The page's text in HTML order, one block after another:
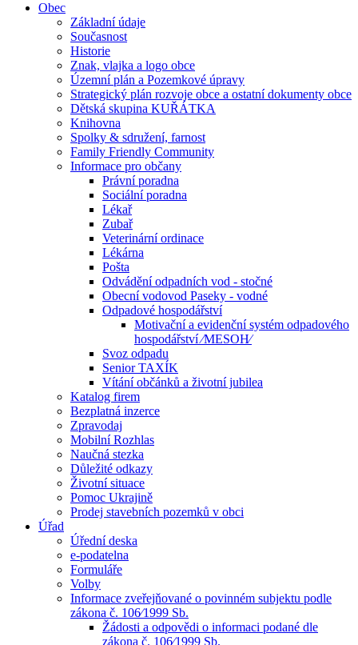
Obec
Základní údaje
Současnost
Historie
Znak, vlajka a logo obce
Územní plán a Pozemkové úpravy
Strategický plán rozvoje obce a ostatní dokumenty obce
Dětská skupina KUŘÁTKA
Knihovna
Spolky & sdružení, farnost
Family Friendly Community
Informace pro občany
Právní poradna
Sociální poradna
Lékař
Zubař
Veterinární ordinace
Lékárna
Pošta
Odvádění odpadních vod - stočné
Obecní vodovod Paseky - vodné
Odpadové hospodářství
Motivační a evidenční systém odpadového
hospodářství ⁄MESOH⁄
Svoz odpadu
Senior TAXÍK
Vítání občánků a životní jubilea
Katalog firem
Bezplatná inzerce
Zpravodaj
Mobilní Rozhlas
Naučná stezka
Důležité odkazy
Životní situace
Pomoc Ukrajině
Prodej stavebních pozemků v obci
Úřad
Úřední deska
e-podatelna
Formuláře
Volby
Informace zveřejňované o povinném subjektu podle
zákona č. 106⁄1999 Sb.
Žádosti a odpovědi o informaci podané dle
zákona č. 106⁄1999 Sb.